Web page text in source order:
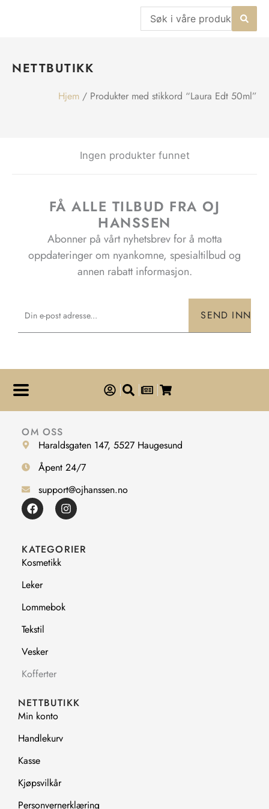
Search
...
NETTBUTIKK
Hjem / Produkter med stikkord “Laura Edt 50ml”
Ingen produkter funnet
FÅ ALLE TILBUD FRA OJ
HANSSEN
Abonner på vårt nyhetsbrev for å motta
oppdateringer om nyankomne, spesialtilbud og
annen rabatt informasjon.
SEND INN
OM OSS
Haraldsgaten 147, 5527 Haugesund
Åpent 24/7
support@ojhanssen.no
F
a
c
b
o
o
k
I
n
s
a
g
KATEGORIER
Kosmetikk
Leker
Lommebok
Tekstil
Vesker
Kofferter
NETTBUTIKK
Min konto
Handlekurv
Kasse
Kjøpsvilkår
Personvernerklæring